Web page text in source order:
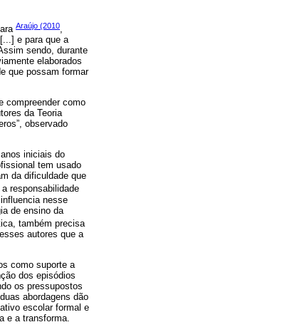
Araújo (2010,
e para que a
sendo, durante
elaborados
que possam formar
compreender como
da Teoria
observado
iniciais do
tem usado
da dificuldade que
responsabilidade
nesse
de ensino da
também precisa
autores que a
como suporte a
dos episódios
os pressupostos
abordagens dão
escolar formal e
e a transforma.